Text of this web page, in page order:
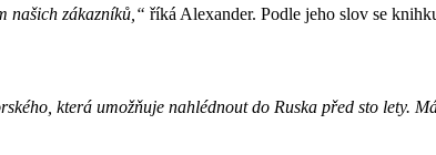
našich zákazníků,“ říká Alexander. Podle jeho slov se
která umožňuje nahlédnout do Ruska před sto lety.